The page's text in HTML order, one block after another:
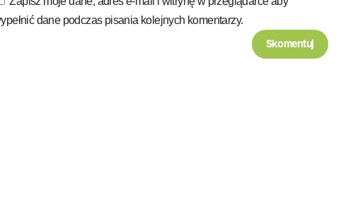
dane podczas pisania kolejnych komentarzy.